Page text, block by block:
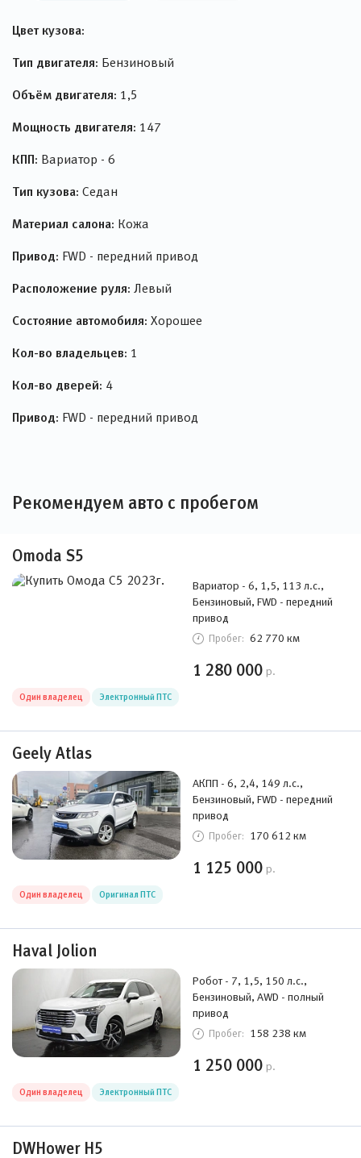
Цвет кузова:
Тип двигателя: Бензиновый
Объём двигателя: 1,5
Мощность двигателя: 147
КПП: Вариатор - 6
Тип кузова: Седан
Материал салона: Кожа
Привод: FWD - передний привод
Расположение руля: Левый
Состояние автомобиля: Хорошее
Кол-во владельцев: 1
Кол-во дверей: 4
Привод: FWD - передний привод
Рекомендуем авто с пробегом
Omoda S5
Вариатор - 6, 1,5, 113 л.с.,
Бензиновый, FWD - передний
привод
Пробег: 62 770 км
1 280 000 р.
Один владелец Электронный ПТС
Geely Atlas
АКПП - 6, 2,4, 149 л.с.,
Бензиновый, FWD - передний
привод
Пробег: 170 612 км
1 125 000 р.
Один владелец Оригинал ПТС
Haval Jolion
Робот - 7, 1,5, 150 л.с.,
Бензиновый, AWD - полный
привод
Пробег: 158 238 км
1 250 000 р.
Один владелец Электронный ПТС
DWHower H5